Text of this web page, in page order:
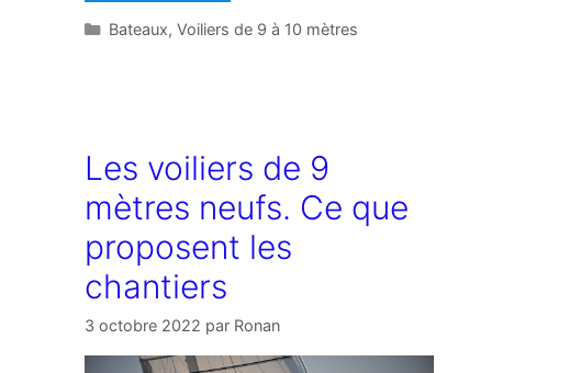
Catégories
Bateaux, Voiliers de 9 à 10 mètres
Les voiliers de 9
mètres neufs. Ce que
proposent les
chantiers
3 octobre 2022 par Ronan